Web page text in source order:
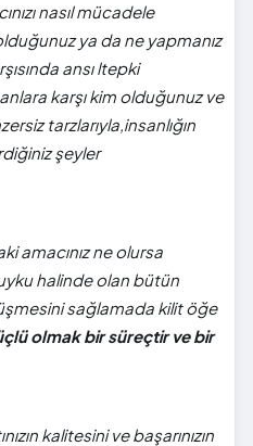
nasıl mücadele
ya da ne yapmanız
ansı ltepki
karşı kim olduğunuz ve
tarzlarıyla,insanlığın
şeyler
amacınız ne olursa
halinde olan bütün
sağlamada kilit öğe
olmak bir süreçtir ve bir
kalitesini ve başarınızın